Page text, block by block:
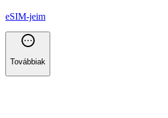
eSIM-jeim
Továbbiak